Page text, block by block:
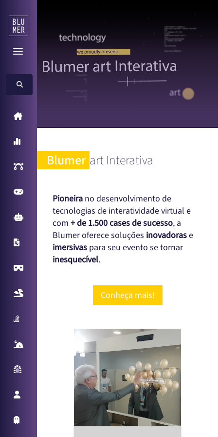
Inteligência Artificial
Games
Arcade Games
Realidade Aumentada
Parede Reativa
Promotora Virtual
Blumer art Interativa
Pioneira no desenvolvimento de
tecnologias de interatividade virtual e
com + de 1.500 cases de sucesso, a
Blumer oferece soluções inovadorase
imersivas para seu evento se tornar
inesquecível.
Conheça mais!